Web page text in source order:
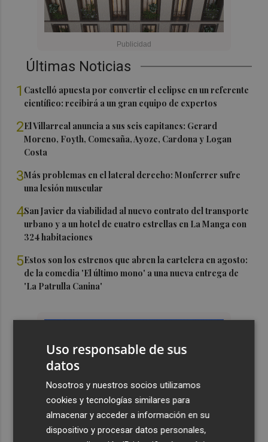
Últimas Noticias
1 Castelló apuesta por convertir el eclipse en un referente
científico: recibirá a un gran equipo de expertos
2El Villarreal anuncia a sus seis capitanes: Gerard
Moreno, Foyth, Comesaña, Ayoze, Cardona y Logan
Costa
3Más problemas en el lateral derecho: Monferrer sufre
una lesión muscular
4San Javier da viabilidad al nuevo contrato del transporte
urbano y a un hotel de cuatro estrellas en La Manga con
324 habitaciones
5Estos son los estrenos que abren la cartelera en agosto:
de la comedia 'El último mono' a una nueva entrega de
'La Patrulla Canina'
Uso responsable de sus
datos
Nosotros y nuestros socios utilizamos
cookies y tecnologías similares para
almacenar y acceder a información en su
dispositivo y procesar datos personales,